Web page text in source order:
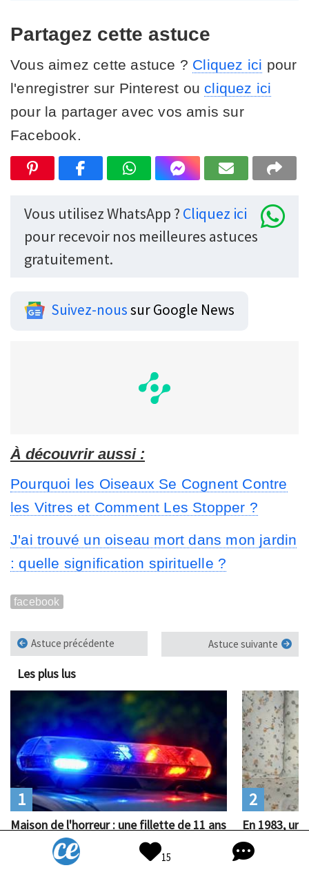
Partagez cette astuce
Vous aimez cette astuce ? Cliquez ici pour
l'enregistrer sur Pinterest ou cliquez ici
pour la partager avec vos amis sur
Facebook.
Vous utilisez WhatsApp ? Cliquez ici
pour recevoir nos meilleures astuces
gratuitement.
Suivez-noussur Google News
À découvrir aussi :
Pourquoi les Oiseaux Se Cognent Contre
les Vitres et Comment Les Stopper ?
J'ai trouvé un oiseau mort dans mon jardin
: quelle signification spirituelle ?
facebook
Astuce précédente Astuce suivante
Les plus lus
Maison de l'horreur : une fillette de 11 ans
retrouvée en train d'accoucher, les
explications de ses parents choquent
1
En 1983, un
bouleversé
jamais à
40 ans
2
15